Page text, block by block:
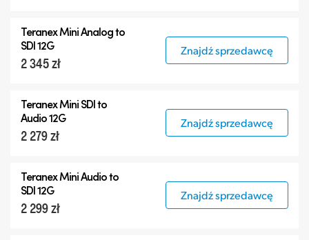
Teranex Mini Analog to
SDI 12G
2 345 zł
Znajdź sprzedawcę
Teranex Mini SDI to
Audio 12G
2 279 zł
Znajdź sprzedawcę
Teranex Mini Audio to
SDI 12G
2 299 zł
Znajdź sprzedawcę